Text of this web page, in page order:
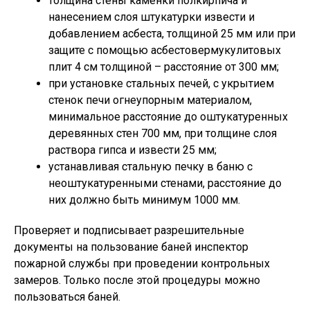
нанесением слоя штукатурки извести и
добавлением асбеста, толщиной 25 мм или при
защите с помощью асбестовермукулитовых
плит 4 см толщиной – расстояние от 300 мм;
при установке стальных печей, с укрытием
стенок печи огнеупорным материалом,
минимальное расстояние до оштукатуренных
деревянных стен 700 мм, при толщине слоя
раствора гипса и извести 25 мм;
устанавливая стальную печку в баню с
неоштукатуренными стенами, расстояние до
них должно быть минимум 1000 мм.
Проверяет и подписывает разрешительные
документы на пользование баней инспектор
пожарной службы при проведении контрольных
замеров. Только после этой процедуры можно
пользоваться баней.